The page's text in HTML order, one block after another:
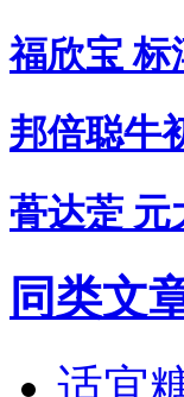
福欣宝 标
邦倍聪牛
蓇达萣 元
同类文